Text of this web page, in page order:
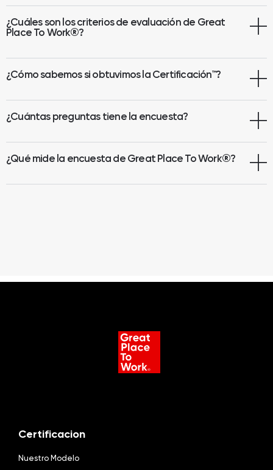
¿Cuáles son los criterios de evaluación de Great
Place To Work®?
¿Cómo sabemos si obtuvimos la Certificación™?
¿Cuántas preguntas tiene la encuesta?
¿Qué mide la encuesta de Great Place To Work®?
Certificacion
Nuestro Modelo